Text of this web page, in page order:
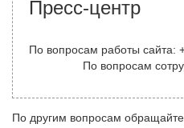
Пресс-центр
По вопросам работы сайта:
По вопросам
По другим вопросам